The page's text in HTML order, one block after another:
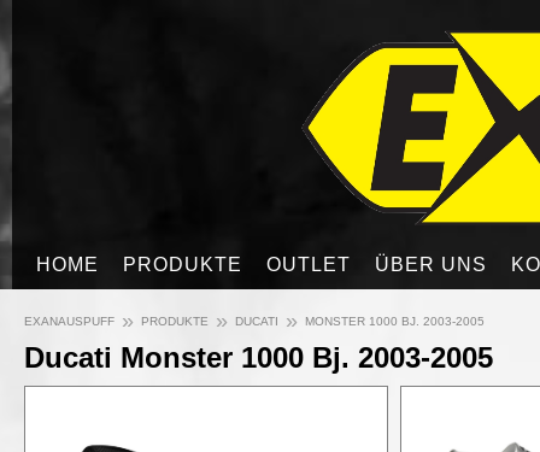
HOME PRODUKTE OUTLET ÜBER UNS
EXANAUSPUFF » PRODUKTE » DUCATI » MONSTER 1000 BJ. 2003-2005
Ducati Monster 1000 Bj. 2003-2005